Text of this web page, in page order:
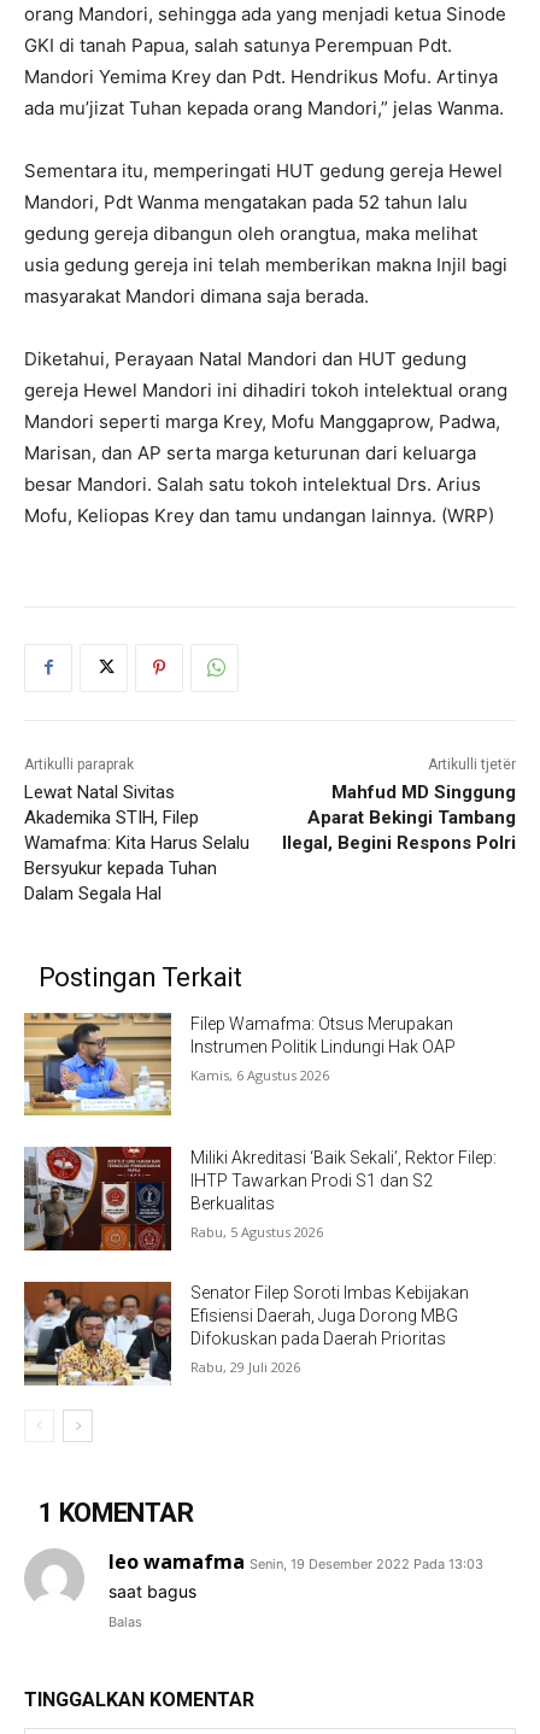
orang Mandori, sehingga ada yang menjadi ketua Sinode
GKI di tanah Papua, salah satunya Perempuan Pdt.
Mandori Yemima Krey dan Pdt. Hendrikus Mofu. Artinya
ada mu’jizat Tuhan kepada orang Mandori,” jelas Wanma.
Sementara itu, memperingati HUT gedung gereja Hewel
Mandori, Pdt Wanma mengatakan pada 52 tahun lalu
gedung gereja dibangun oleh orangtua, maka melihat
usia gedung gereja ini telah memberikan makna Injil bagi
masyarakat Mandori dimana saja berada.
Diketahui, Perayaan Natal Mandori dan HUT gedung
gereja Hewel Mandori ini dihadiri tokoh intelektual orang
Mandori seperti marga Krey, Mofu Manggaprow, Padwa,
Marisan, dan AP serta marga keturunan dari keluarga
besar Mandori. Salah satu tokoh intelektual Drs. Arius
Mofu, Keliopas Krey dan tamu undangan lainnya. (WRP)
Artikulli paraprak
Lewat Natal Sivitas
Akademika STIH, Filep
Wamafma: Kita Harus Selalu
Bersyukur kepada Tuhan
Dalam Segala Hal
Artikulli tjetër
Mahfud MD Singgung
Aparat Bekingi Tambang
Ilegal, Begini Respons Polri
Postingan Terkait
Filep Wamafma: Otsus Merupakan
Instrumen Politik Lindungi Hak OAP
Kamis, 6 Agustus 2026
Miliki Akreditasi ‘Baik Sekali’, Rektor Filep:
IHTP Tawarkan Prodi S1 dan S2
Berkualitas
Rabu, 5 Agustus 2026
Senator Filep Soroti Imbas Kebijakan
Efisiensi Daerah, Juga Dorong MBG
Difokuskan pada Daerah Prioritas
Rabu, 29 Juli 2026
1 KOMENTAR
leo wamafma Senin, 19 Desember 2022 Pada 13:03
saat bagus
Balas
TINGGALKAN KOMENTAR